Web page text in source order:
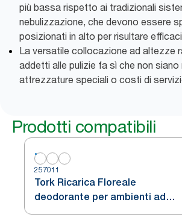
più bassa rispetto ai tradizionali
nebulizzazione, che devono essere
posizionati in alto per risultare
La versatile collocazione ad altezze
addetti alle pulizie fa sì che non siano
attrezzature speciali o costi di
Prodotti compatibili
257011
Tork Ricarica Floreale
deodorante per ambienti ad
azione continua A3